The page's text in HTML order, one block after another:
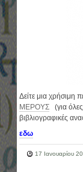
Δείτε μια χρήσιμη
ΜΕΡΟΥΣ (για
βιβλιογραφικές
εδω
17 Ιανουαρίου